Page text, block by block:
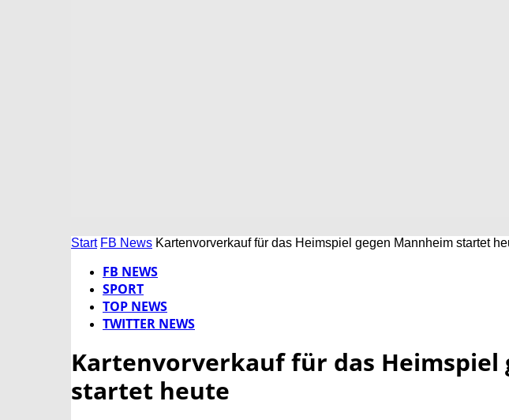
Start FB News Kartenvorverkauf für das Heimspiel gegen Mannheim startet
FB NEWS
SPORT
TOP NEWS
TWITTER NEWS
Kartenvorverkauf für das Heimspiel
startet heute